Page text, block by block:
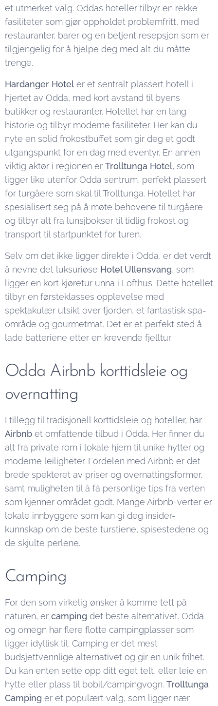
et utmerket valg. Oddas hoteller tilbyr en rekke
fasiliteter som gjør oppholdet problemfritt, med
restauranter, barer og en betjent resepsjon som er
tilgjengelig for å hjelpe deg med alt du måtte
trenge.
Hardanger Hotel er et sentralt plassert hotell i
hjertet av Odda, med kort avstand til byens
butikker og restauranter. Hotellet har en lang
historie og tilbyr moderne fasiliteter. Her kan du
nyte en solid frokostbuffet som gir deg et godt
utgangspunkt for en dag med eventyr. En annen
viktig aktør i regionen er Trolltunga Hotel, som
ligger like utenfor Odda sentrum, perfekt plassert
for turgåere som skal til Trolltunga. Hotellet har
spesialisert seg på å møte behovene til turgåere
og tilbyr alt fra lunsjbokser til tidlig frokost og
transport til startpunktet for turen.
Selv om det ikke ligger direkte i Odda, er det verdt
å nevne det luksuriøse Hotel Ullensvang, som
ligger en kort kjøretur unna i Lofthus. Dette hotellet
tilbyr en førsteklasses opplevelse med
spektakulær utsikt over fjorden, et fantastisk spa-
område og gourmetmat. Det er et perfekt sted å
lade batteriene etter en krevende fjelltur.
Odda Airbnb korttidsleie og
overnatting
I tillegg til tradisjonell korttidsleie og hoteller, har
Airbnb et omfattende tilbud i Odda. Her finner du
alt fra private rom i lokale hjem til unike hytter og
moderne leiligheter. Fordelen med Airbnb er det
brede spekteret av priser og overnattingsformer,
samt muligheten til å få personlige tips fra verten
som kjenner området godt. Mange Airbnb-verter er
lokale innbyggere som kan gi deg insider-
kunnskap om de beste turstiene, spisestedene og
de skjulte perlene.
Camping
For den som virkelig ønsker å komme tett på
naturen, er camping det beste alternativet. Odda
og omegn har flere flotte campingplasser som
ligger idyllisk til. Camping er det mest
budsjettvennlige alternativet og gir en unik frihet.
Du kan enten sette opp ditt eget telt, eller leie en
hytte eller plass til bobil/campingvogn. Trolltunga
Camping er et populært valg, som ligger nær